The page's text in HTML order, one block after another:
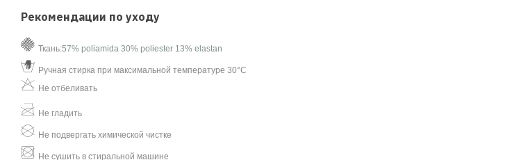
Рекомендации по уходу
Ткань:57% poliamida 30% poliester 13% elastan
Ручная стирка при максимальной температуре 30°C
Не отбеливать
Не гладить
Не подвергать химической чистке
Не сушить в стиральной машине